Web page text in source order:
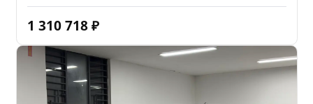
1 310 718 ₽